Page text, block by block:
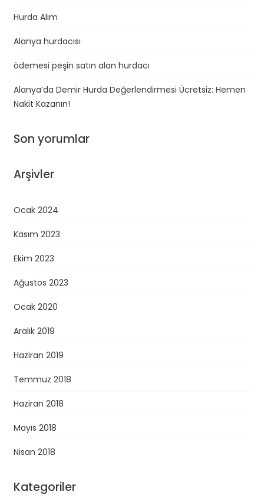
Hurda Alım
Alanya hurdacısı
ödemesi peşin satın alan hurdacı
Alanya’da Demir Hurda Değerlendirmesi Ücretsiz: Hemen
Nakit Kazanın!
Son yorumlar
Arşivler
Ocak 2024
Kasım 2023
Ekim 2023
Ağustos 2023
Ocak 2020
Aralık 2019
Haziran 2019
Temmuz 2018
Haziran 2018
Mayıs 2018
Nisan 2018
Kategoriler